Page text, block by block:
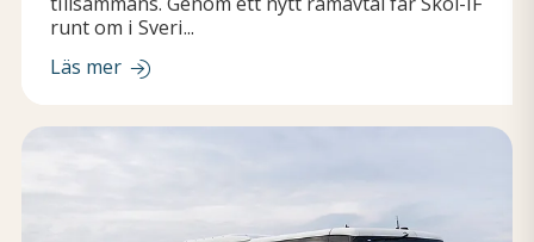
runt om i Sveri...
Läs mer